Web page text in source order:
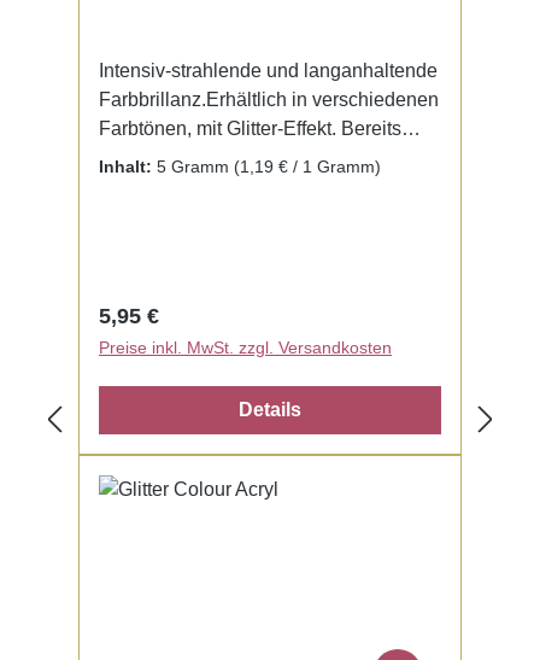
Intensiv-strahlende und langanhaltende
Farbbrillanz.Erhältlich in verschiedenen
Farbtönen, mit Glitter-Effekt. Bereits
fertig zur Benutzung mit Liquid. Kein
Inhalt: 5 Gramm (1,19 € / 1 Gramm)
Regulärer Preis:
5,95 €
Preise inkl. MwSt. zzgl. Versandkosten
Details